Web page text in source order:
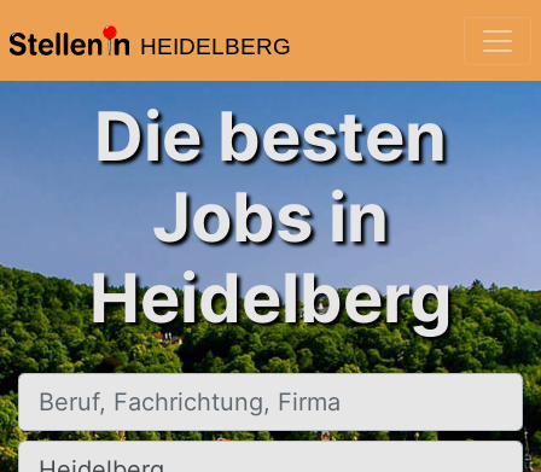
HEIDELBERG
Die besten
Jobs in
Heidelberg
Beruf, Fachrichtung, Firma
Ort, Stadt